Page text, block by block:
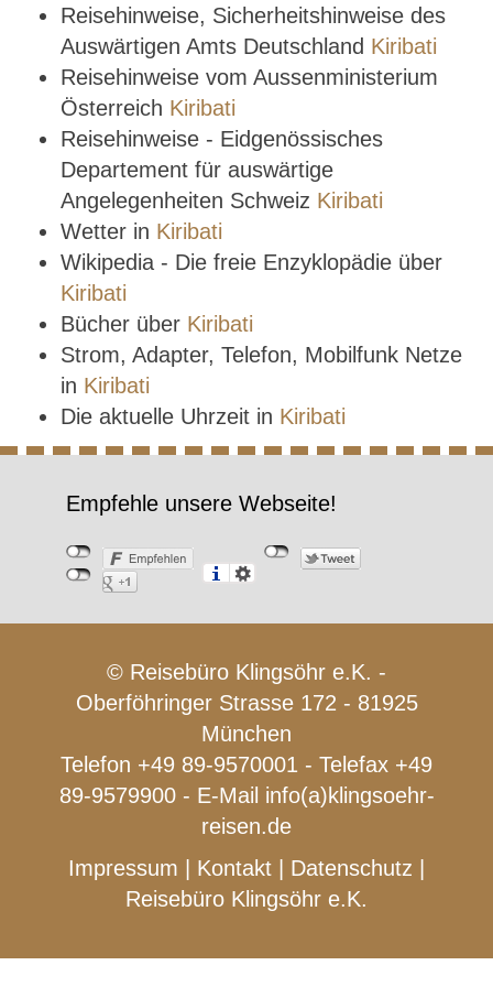
Reisehinweise, Sicherheitshinweise des
Auswärtigen Amts Deutschland Kiribati
Reisehinweise vom Aussenministerium
Österreich Kiribati
Reisehinweise - Eidgenössisches
Departement für auswärtige
Angelegenheiten Schweiz Kiribati
Wetter in Kiribati
Wikipedia - Die freie Enzyklopädie über
Kiribati
Bücher über Kiribati
Strom, Adapter, Telefon, Mobilfunk Netze
in Kiribati
Die aktuelle Uhrzeit in Kiribati
Empfehle unsere Webseite!
© Reisebüro Klingsöhr e.K. -
Oberföhringer Strasse 172 - 81925
München
Telefon +49 89-9570001 - Telefax +49
89-9579900 - E-Mail info(a)klingsoehr-
reisen.de
Impressum
Kontakt Datenschutz
Reisebüro Klingsöhr e.K.